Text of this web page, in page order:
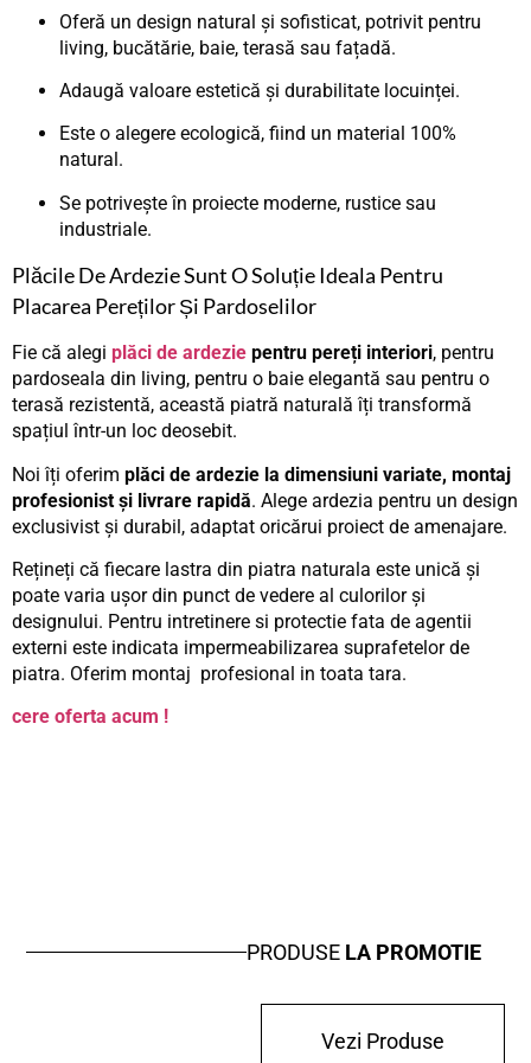
Oferă un design natural și sofisticat, potrivit pentru
living, bucătărie, baie, terasă sau fațadă.
Adaugă valoare estetică și durabilitate locuinței.
Este o alegere ecologică, fiind un material 100%
natural.
Se potrivește în proiecte moderne, rustice sau
industriale.
Plăcile De Ardezie Sunt O Soluție Ideala Pentru
Placarea Pereților Și Pardoselilor
Fie că alegi plăci de ardezie pentru pereți interiori, pentru
pardoseala din living, pentru o baie elegantă sau pentru o
terasă rezistentă, această piatră naturală îți transformă
spațiul într-un loc deosebit.
Noi îți oferim plăci de ardezie la dimensiuni variate, montaj
profesionist și livrare rapidă. Alege ardezia pentru un design
exclusivist și durabil, adaptat oricărui proiect de amenajare.
Rețineți că fiecare lastra din piatra naturala este unică și
poate varia ușor din punct de vedere al culorilor și
designului. Pentru intretinere si protectie fata de agentii
externi este indicata impermeabilizarea suprafetelor de
piatra. Oferim montaj profesional in toata tara.
cere oferta acum !
PRODUSE LA PROMOTIE
Vezi Produse